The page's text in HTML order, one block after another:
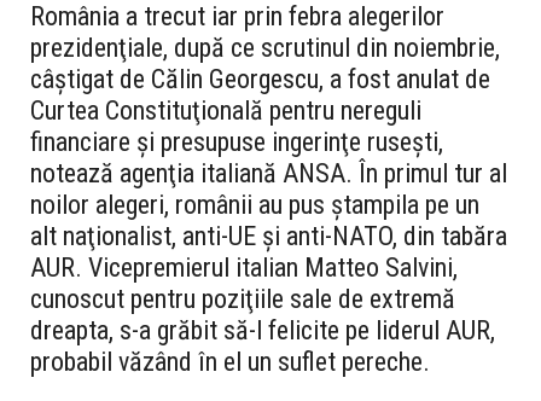
România a trecut iar prin febra alegerilor
prezidenţiale, după ce scrutinul din noiembrie,
câştigat de Călin Georgescu, a fost anulat de
Curtea Constituţională pentru nereguli
financiare şi presupuse ingerinţe ruseşti,
notează agenţia italiană ANSA. În primul tur al
noilor alegeri, românii au pus ştampila pe un
alt naţionalist, anti-UE şi anti-NATO, din tabăra
AUR. Vicepremierul italian Matteo Salvini,
cunoscut pentru poziţiile sale de extremă
dreapta, s-a grăbit să-l felicite pe liderul AUR,
probabil văzând în el un suflet pereche.